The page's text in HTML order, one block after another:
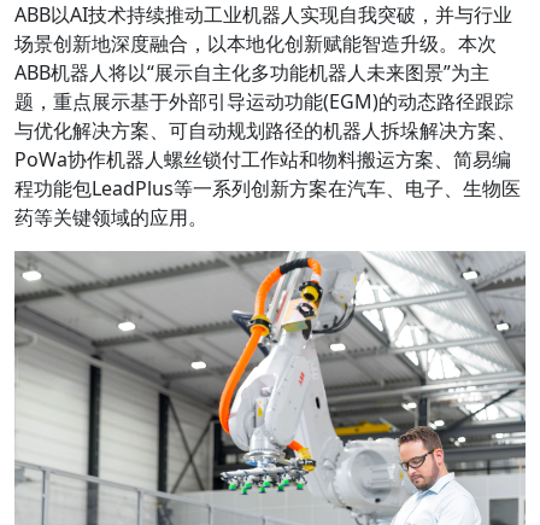
ABB以AI技术持续推动工业机器人实现自我突破，并与行业
场景创新地深度融合，以本地化创新赋能智造升级。本次
ABB机器人将以“展示自主化多功能机器人未来图景”为主
题，重点展示基于外部引导运动功能(EGM)的动态路径跟踪
与优化解决方案、可自动规划路径的机器人拆垛解决方案、
PoWa协作机器人螺丝锁付工作站和物料搬运方案、简易编
程功能包LeadPlus等一系列创新方案在汽车、电子、生物医
药等关键领域的应用。